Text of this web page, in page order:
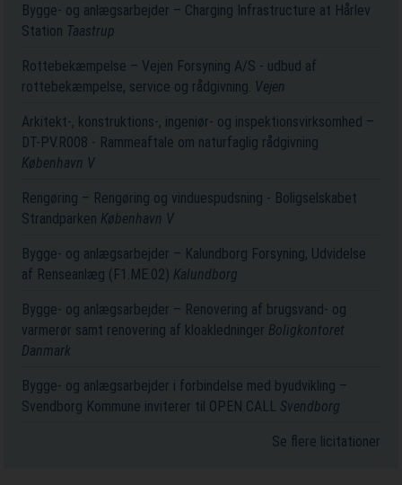
Bygge- og anlægsarbejder – Charging Infrastructure at Hårlev
Station Taastrup
Rottebekæmpelse – Vejen Forsyning A/S - udbud af
rottebekæmpelse, service og rådgivning. Vejen
Arkitekt-, konstruktions-, ingeniør- og inspektionsvirksomhed –
DT-PV.R008 - Rammeaftale om naturfaglig rådgivning
København V
Rengøring – Rengøring og vinduespudsning - Boligselskabet
Strandparken København V
Bygge- og anlægsarbejder – Kalundborg Forsyning, Udvidelse
af Renseanlæg (F1.ME.02) Kalundborg
Bygge- og anlægsarbejder – Renovering af brugsvand- og
varmerør samt renovering af kloakledninger Boligkontoret
Danmark
Bygge- og anlægsarbejder i forbindelse med byudvikling –
Svendborg Kommune inviterer til OPEN CALL Svendborg
Se flere licitationer